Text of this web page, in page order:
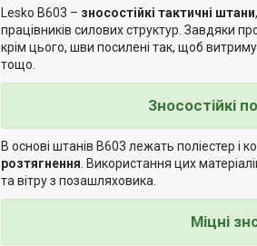
Lesko B603 – зносостійкі тактичні штани
працівників силових структур. Завдяки
крім цього, шви посилені так, щоб
тощо.
Зносостійкі
В основі штанів B603 лежать поліестер
розтягнення. Використання цих
та вітру з позашляховика.
Міцні